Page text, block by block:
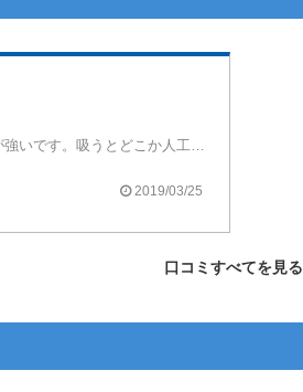
香りは圧倒的にライムが強いです。吸うとどこか人工的なライムのような感じでフレッシュさ・ジューシーさがなく今ひとつ満足感がありません。レモンの風味は弱いのですが、味がケンカせず吸い飽きないでチェーンし易いのかなとも思います。個人的にはもっと濃い味の方が好みです。
2019/03/25
口コミすべてを見る